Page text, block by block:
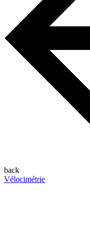
back
Vélocimétrie